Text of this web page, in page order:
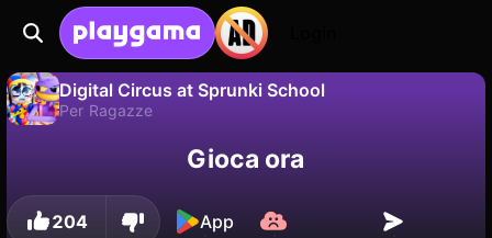
Digital Circus at Sprunki School
Per Ragazze
Salva i progressi!Gioca ora
204 App